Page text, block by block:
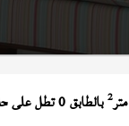
2بالطابق 0 تطل على حديقة تشمل 3 نوم 2 حمام 2 بلكونة النموذج (